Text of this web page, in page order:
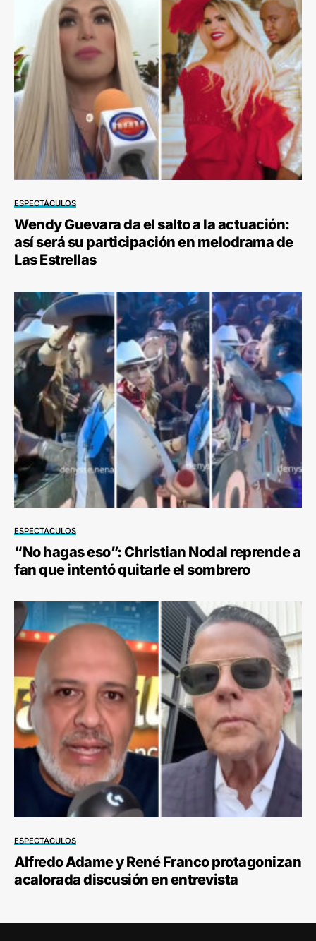
ESPECTÁCULOS
Wendy Guevara da el salto a la actuación:
así será su participación en melodrama de
Las Estrellas
ESPECTÁCULOS
“No hagas eso”: Christian Nodal reprende a
fan que intentó quitarle el sombrero
ESPECTÁCULOS
Alfredo Adame y René Franco protagonizan
acalorada discusión en entrevista